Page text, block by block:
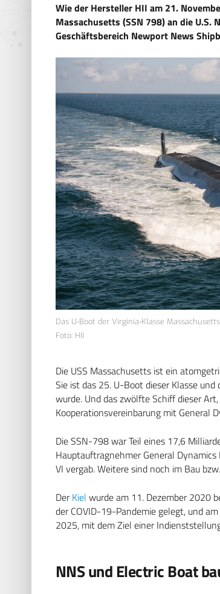
Wie der Hersteller HII am 21.
Massachusetts (SSN 798) an die
Geschäftsbereich Newport News
Das U-Boot der Virginia-Klasse
Foto: HII
Die USS Massachusetts ist ein
Sie ist das 25. U-Boot dieser Klasse
wurde. Und das zwölfte Schiff dieser
Kooperationsvereinbarung mit General
Die SSN-798 war Teil eines 17,6
Hauptauftragnehmer General
VI vergab. Weitere sind noch im Bau
DerKiel wurde am 11. Dezember 2020
der COVID-19-Pandemie gelegt, und
2025, mit dem Ziel einer
NNS und Electric Boat